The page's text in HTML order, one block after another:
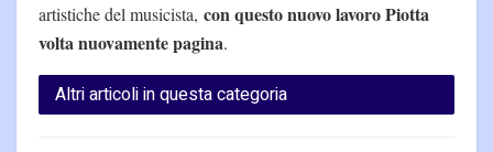
artistiche del musicista, con questo nuovo lavoro Piotta
volta nuovamente pagina.
Altri articoli in questa categoria